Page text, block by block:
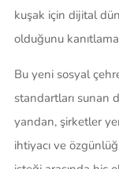
kuşak için dijital
olduğunu
Bu yeni sosyal
standartları sunan
yandan, şirketler
ihtiyacı ve